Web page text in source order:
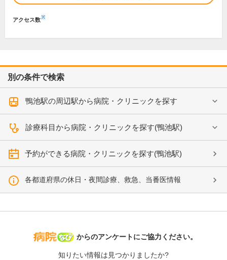
アクセス数※
別の条件で検索
鴨池駅の周辺駅から病院・クリニックを探す
診療科目から病院・クリニックを探す(鴨池駅)
予約ができる病院・クリニックを探す(鴨池駅)
各都道府県の休日・夜間診療、救急、当番医情報
病院なび
からのアンケートにご協力ください。
知りたい情報は見つかりましたか?